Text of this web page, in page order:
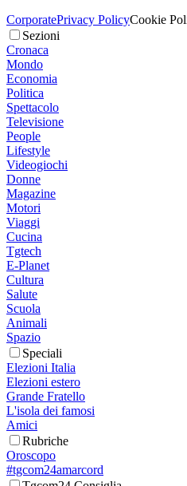
CorporatePrivacy PolicyCookie
Sezioni
Cronaca
Mondo
Economia
Politica
Spettacolo
Televisione
People
Lifestyle
Videogiochi
Donne
Magazine
Motori
Viaggi
Cucina
Tgtech
E-Planet
Cultura
Salute
Scuola
Animali
Spazio
Speciali
Elezioni Italia
Elezioni estero
Grande Fratello
L'isola dei famosi
Amici
Rubriche
Oroscopo
#tgcom24amarcord